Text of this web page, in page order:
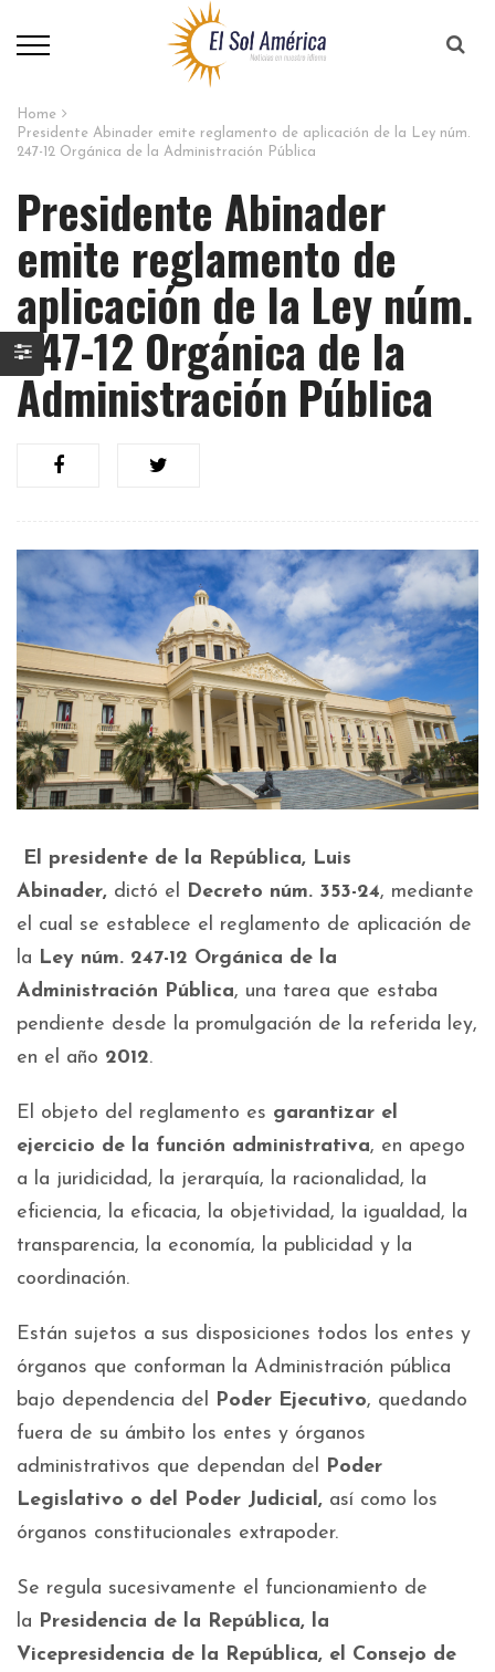
Home
Presidente Abinader emite reglamento de aplicación de la Ley núm.
247-12 Orgánica de la Administración Pública
Presidente Abinader
emite reglamento de
aplicación de la Ley núm.
247-12 Orgánica de la
Administración Pública
El presidente de la República, Luis
Abinader, dictó el Decreto núm. 353-24, mediante
el cual se establece el reglamento de aplicación de
la Ley núm. 247-12 Orgánica de la
Administración Pública, una tarea que estaba
pendiente desde la promulgación de la referida ley,
en el año 2012.
El objeto del reglamento es garantizar el
ejercicio de la función administrativa, en apego
a la juridicidad, la jerarquía, la racionalidad, la
eficiencia, la eficacia, la objetividad, la igualdad, la
transparencia, la economía, la publicidad y la
coordinación.
Están sujetos a sus disposiciones todos los entes y
órganos que conforman la Administración pública
bajo dependencia del Poder Ejecutivo, quedando
fuera de su ámbito los entes y órganos
administrativos que dependan del Poder
Legislativo o del Poder Judicial, así como los
órganos constitucionales extrapoder.
Se regula sucesivamente el funcionamiento de
la Presidencia de la República, la
Vicepresidencia de la República, el Consejo de